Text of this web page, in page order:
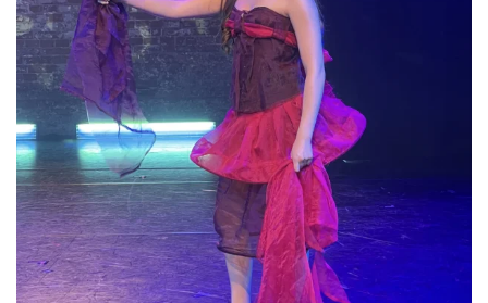
Anschauen....